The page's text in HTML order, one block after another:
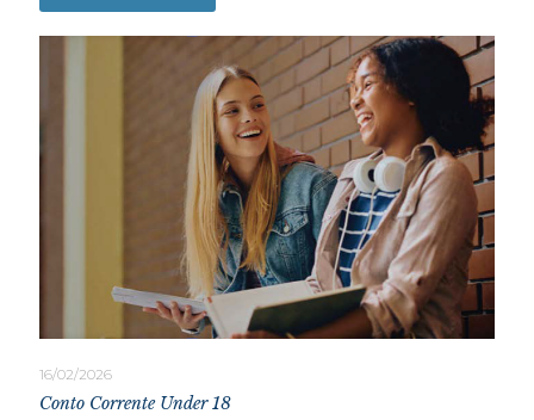
16/02/2026
Conto Corrente Under 18